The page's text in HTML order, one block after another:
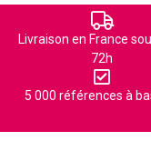
Livraison en France
72h
5 000 références à